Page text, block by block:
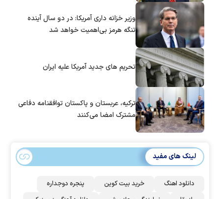
وزیر خزانه داری آمریکا: در دو سال آینده
تنگه هرمز بی‌اهمیت خواهد شد
تحریم های جدید آمریکا علیه ایران
ترکیه، عربستان و پاکستان توافقنامه دفاعی
مشترک امضا می‌کنند
لینک های مفید
دانلود اهنگ خرید بیت کوین
پنجره دوجداره